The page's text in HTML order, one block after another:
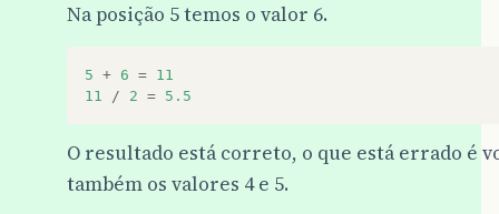
Na posição 5 temos o valor 6.
5 + 6 = 11
11
/ 2 = 5.5
O resultado está correto, o que está errado é
também os valores 4 e 5.